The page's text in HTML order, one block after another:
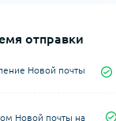
отправки
Новой почты
Новой почты на